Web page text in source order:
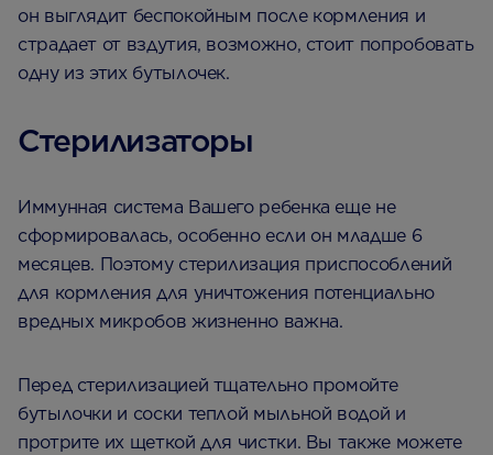
он выглядит беспокойным после кормления и
страдает от вздутия, возможно, стоит попробовать
одну из этих бутылочек.
Стерилизаторы
Иммунная система Вашего ребенка еще не
сформировалась, особенно если он младше 6
месяцев. Поэтому стерилизация приспособлений
для кормления для уничтожения потенциально
вредных микробов жизненно важна.
Перед стерилизацией тщательно промойте
бутылочки и соски теплой мыльной водой и
протрите их щеткой для чистки. Вы также можете